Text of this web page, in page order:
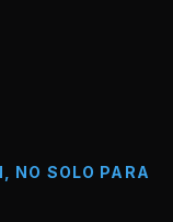
NO SOLO PARA